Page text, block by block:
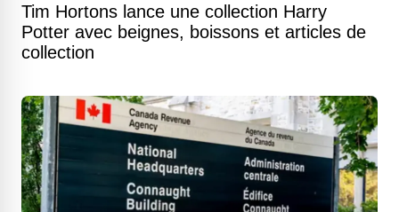
Tim Hortons lance une collection Harry
Potter avec beignes, boissons et articles de
collection